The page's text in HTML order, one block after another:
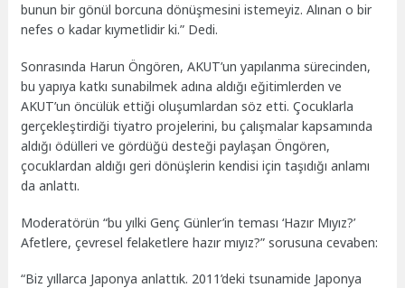
bunun bir gönül borcuna dönüşmesini istemeyiz. Alınan o bir
nefes o kadar kıymetlidir ki.” Dedi.
Sonrasında Harun Öngören, AKUT’un yapılanma sürecinden,
bu yapıya katkı sunabilmek adına aldığı eğitimlerden ve
AKUT’un öncülük ettiği oluşumlardan söz etti. Çocuklarla
gerçekleştirdiği tiyatro projelerini, bu çalışmalar kapsamında
aldığı ödülleri ve gördüğü desteği paylaşan Öngören,
çocuklardan aldığı geri dönüşlerin kendisi için taşıdığı anlamı
da anlattı.
Moderatörün “bu yılki Genç Günler’in teması ‘Hazır Mıyız?’
Afetlere, çevresel felaketlere hazır mıyız?” sorusuna cevaben:
“Biz yıllarca Japonya anlattık. 2011’deki tsunamide Japonya